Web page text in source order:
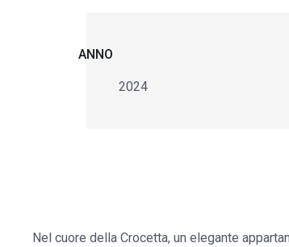
ANNO
2024
Nel cuore della Crocetta, un elegante